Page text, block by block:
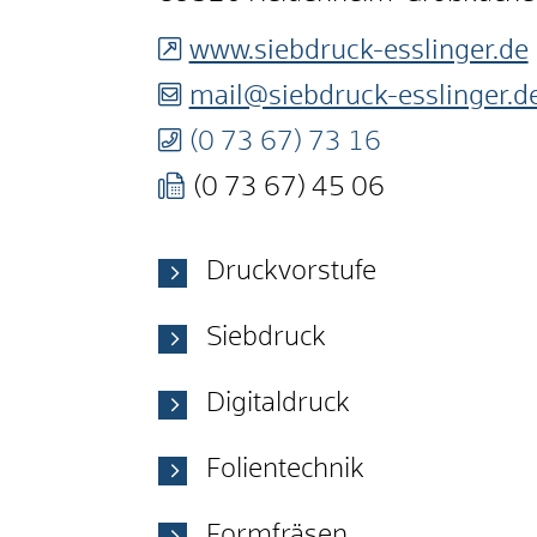
www.siebdruck-esslinger.de
mail@siebdruck-
(0 73 67) 73 16
(0 73 67) 45 06
Druckvorstufe
Siebdruck
Digitaldruck
Folientechnik